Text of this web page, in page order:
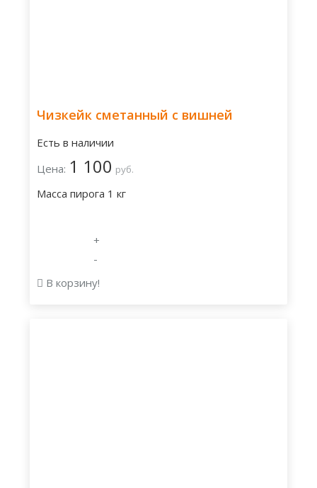
Чизкейк сметанный с вишней
Есть в наличии
Цена: 1 100 руб.
Масса пирога 1 кг
+
-
В корзину!